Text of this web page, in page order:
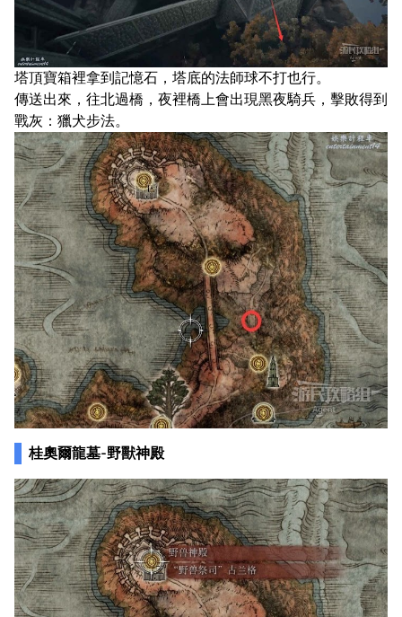
塔頂寶箱裡拿到記憶石，塔底的法師球不打也行。
傳送出來，往北過橋，夜裡橋上會出現黑夜騎兵，擊敗得到
戰灰：獵犬步法。
桂奧爾龍墓-野獸神殿